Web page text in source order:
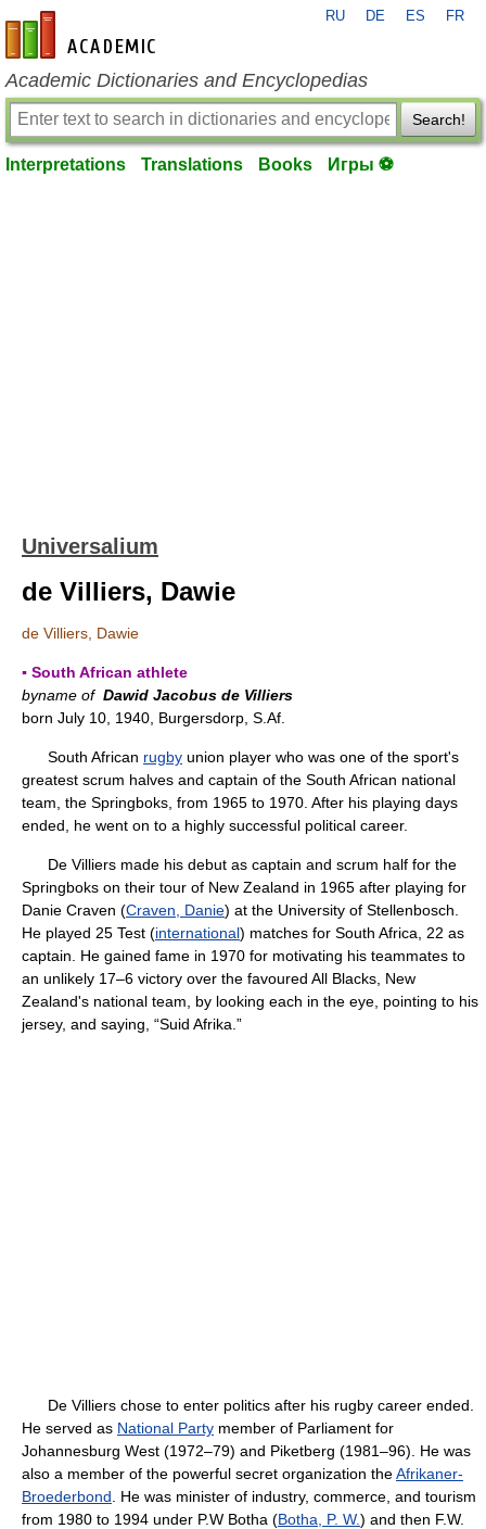
en-academic.com
RU DE ES FR
Academic Dictionaries and Encyclopedias
Search!
Interpretations Translations Books Игры ⚽
Universalium
de Villiers, Dawie
de Villiers, Dawie
▪ South African athlete
byname of Dawid Jacobus de Villiers
born July 10, 1940, Burgersdorp, S.Af.
South African rugby union player who was one of the sport's
greatest scrum halves and captain of the South African national
team, the Springboks, from 1965 to 1970. After his playing days
ended, he went on to a highly successful political career.
De Villiers made his debut as captain and scrum half for the
Springboks on their tour of New Zealand in 1965 after playing for
Danie Craven (Craven, Danie) at the University of Stellenbosch.
He played 25 Test (international) matches for South Africa, 22 as
captain. He gained fame in 1970 for motivating his teammates to
an unlikely 17–6 victory over the favoured All Blacks, New
Zealand's national team, by looking each in the eye, pointing to his
jersey, and saying, “Suid Afrika.”
De Villiers chose to enter politics after his rugby career ended.
He served as National Party member of Parliament for
Johannesburg West (1972–79) and Piketberg (1981–96). He was
also a member of the powerful secret organization theAfrikaner-
Broederbond . He was minister of industry, commerce, and tourism
from 1980 to 1994 under P.W Botha (Botha, P. W.) and then F.W.